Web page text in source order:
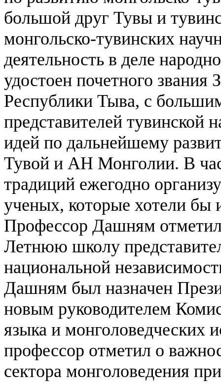
большой друг Тувы и
монгольско-тувинских
деятельность в деле
удостоен почетного звания
Республики Тыва, с
представителей тувинской
идей по дальнейшему
Тувой и АН Монголии. В
традиций ежегодно
ученых, которые хотели бы
Профессор Дашням
Летнюю школу
национальной
Дашням был назначен
новым руководителем
языка и монголоведческих
профессор отметил о
сектора монголоведения